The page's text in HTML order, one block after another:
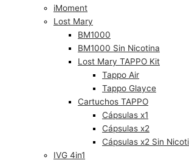
iMoment
Lost Mary
BM1000
BM1000 Sin Nicotina
Lost Mary TAPPO Kit
Tappo Air
Tappo Glayce
Cartuchos TAPPO
Cápsulas x1
Cápsulas x2
Cápsulas x2 Sin
IVG 4in1